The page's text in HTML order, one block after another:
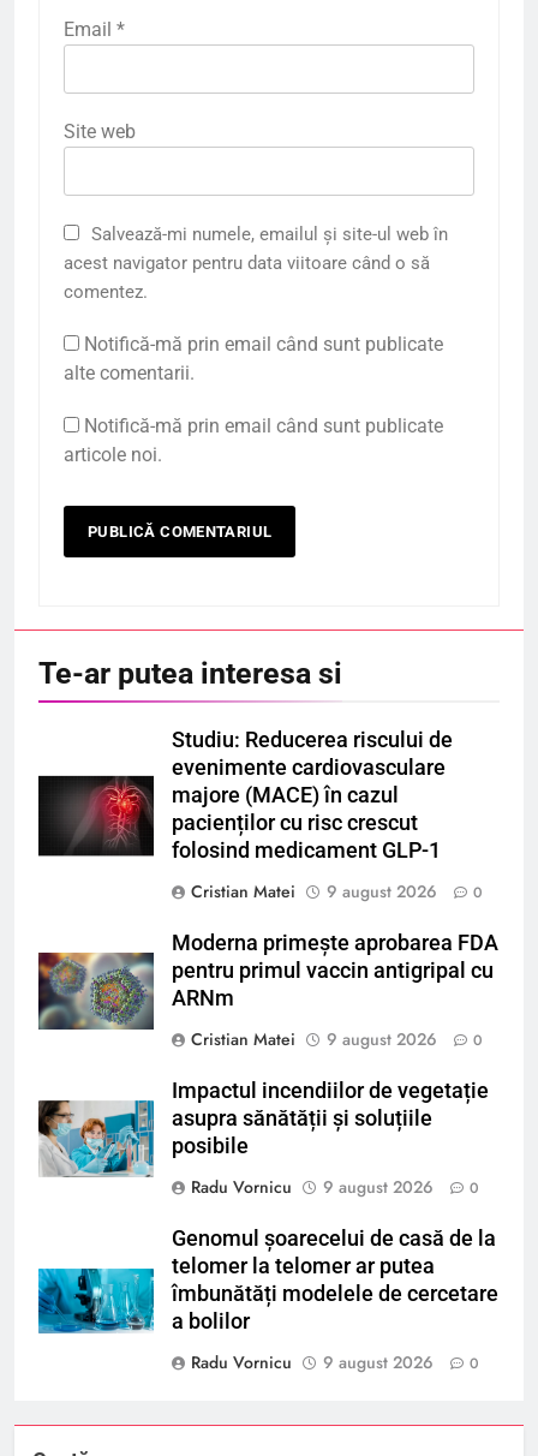
Email *
Site web
Salvează-mi numele, emailul și site-ul web în
acest navigator pentru data viitoare când o să
comentez.
Notifică-mă prin email când sunt publicate
alte comentarii.
Notifică-mă prin email când sunt publicate
articole noi.
Te-ar putea interesa si
Studiu: Reducerea riscului de
evenimente cardiovasculare
majore (MACE) în cazul
pacienților cu risc crescut
folosind medicament GLP-1
Cristian Matei
9 august 2026 0
Moderna primește aprobarea FDA
pentru primul vaccin antigripal cu
ARNm
Cristian Matei
9 august 2026 0
Impactul incendiilor de vegetație
asupra sănătății și soluțiile
posibile
Radu Vornicu
9 august 2026 0
Genomul șoarecelui de casă de la
telomer la telomer ar putea
îmbunătăți modelele de cercetare
a bolilor
Radu Vornicu
9 august 2026 0